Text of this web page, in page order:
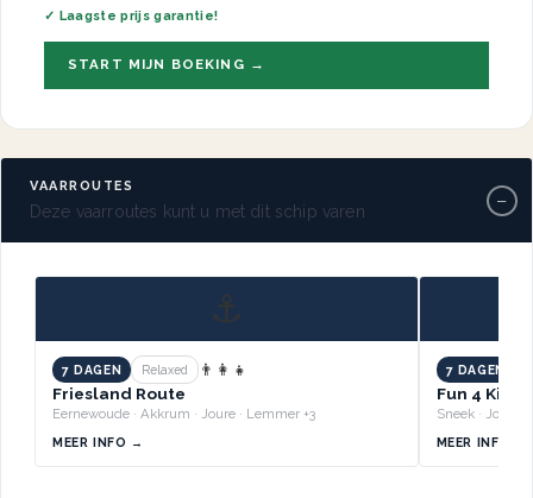
✓ Laagste prijs garantie!
START MIJN BOEKING →
VAARROUTES
Deze vaarroutes kunt u met dit schip varen −
⚓
7 DAGEN Relaxed
👨‍👩‍👧
Friesland Route
Eernewoude · Akkrum · Joure · Lemmer +3
MEER INFO →
7 DAGEN
Fun 4 Kids
MEER INFO →